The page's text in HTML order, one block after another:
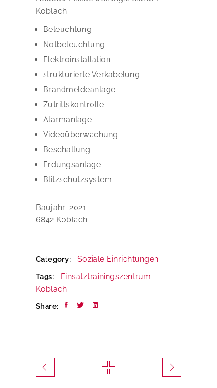
Koblach
Beleuchtung
Notbeleuchtung
Elektroinstallation
strukturierte Verkabelung
Brandmeldeanlage
Zutrittskontrolle
Alarmanlage
Videoüberwachung
Beschallung
Erdungsanlage
Blitzschutzsystem
Baujahr: 2021
6842 Koblach
Category: Soziale Einrichtungen
Tags:
Einsatztrainingszentrum
Koblach
Share: